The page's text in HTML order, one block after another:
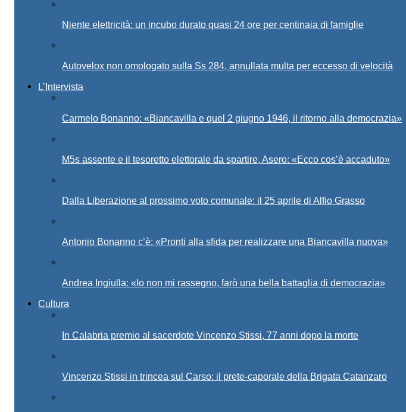
Niente elettricità: un incubo durato quasi 24 ore per centinaia di famiglie
Autovelox non omologato sulla Ss 284, annullata multa per eccesso di velocità
L’Intervista
Carmelo Bonanno: «Biancavilla e quel 2 giugno 1946, il ritorno alla democrazia»
M5s assente e il tesoretto elettorale da spartire, Asero: «Ecco cos’è accaduto»
Dalla Liberazione al prossimo voto comunale: il 25 aprile di Alfio Grasso
Antonio Bonanno c’è: «Pronti alla sfida per realizzare una Biancavilla nuova»
Andrea Ingiulla: «Io non mi rassegno, farò una bella battaglia di democrazia»
Cultura
In Calabria premio al sacerdote Vincenzo Stissi, 77 anni dopo la morte
Vincenzo Stissi in trincea sul Carso: il prete-caporale della Brigata Catanzaro